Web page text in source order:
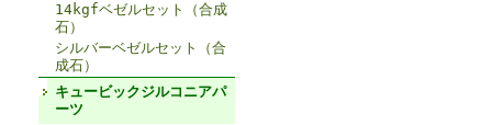
14kgfベゼルセット（合成
石）
シルバーベゼルセット（合
成石）
キュービックジルコニアパ
ーツ